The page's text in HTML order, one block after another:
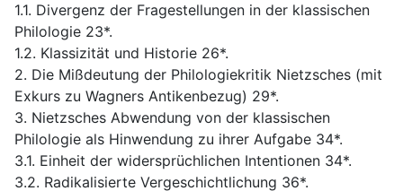
1.1. Divergenz der Fragestellungen in der klassischen
Philologie 23*.
1.2. Klassizität und Historie 26*.
2. Die Mißdeutung der Philologiekritik Nietzsches (mit
Exkurs zu Wagners Antikenbezug) 29*.
3. Nietzsches Abwendung von der klassischen
Philologie als Hinwendung zu ihrer Aufgabe 34*.
3.1. Einheit der widersprüchlichen Intentionen 34*.
3.2. Radikalisierte Vergeschichtlichung 36*.